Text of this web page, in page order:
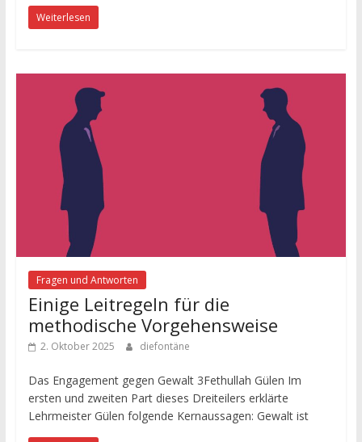
Weiterlesen
Fragen und Antworten
Einige Leitregeln für die
methodische Vorgehensweise
2. Oktober 2025 diefontäne
Das Engagement gegen Gewalt 3Fethullah Gülen Im
ersten und zweiten Part dieses Dreiteilers erklärte
Lehrmeister Gülen folgende Kernaussagen: Gewalt ist